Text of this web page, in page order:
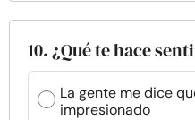
10. ¿Qué te hace
La gente me dice
impresionado